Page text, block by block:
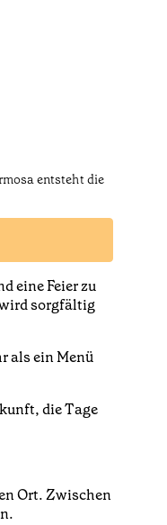
entsteht die
eine Feier zu
wird sorgfältig
als ein Menü
die Tage
Ort. Zwischen